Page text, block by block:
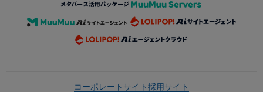
コーポレートサイト採用サイト